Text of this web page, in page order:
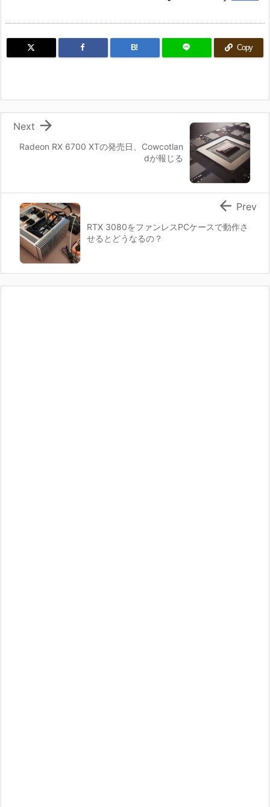
B! Copy
Radeon RX 6700 XTの発売日、Cowcotlan
dが報じる

Next
RTX 3080をファンレスPCケースで動作さ
せるとどうなるの？
 Prev